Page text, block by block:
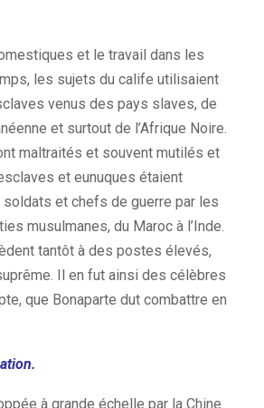
et le travail dans les
les sujets du calife utilisaient
venus des pays slaves, de
et surtout de l’Afrique Noire.
maltraités et souvent mutilés et
et eunuques étaient
et chefs de guerre par les
musulmanes, du Maroc à l’Inde.
tantôt à des postes élevés,
Il en fut ainsi des célèbres
que Bonaparte dut combattre en
à grande échelle par la Chine